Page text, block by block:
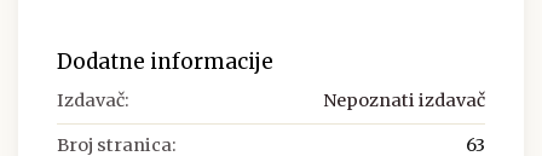
Dodatne informacije
Izdavač: Nepoznati izdavač
Broj stranica: 63